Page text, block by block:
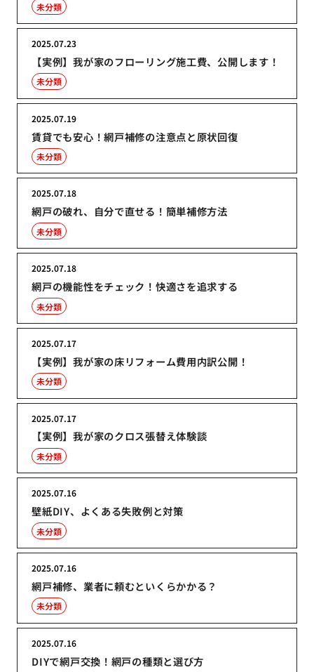
未分類
【実例】我が家のフローリング施工費、公開します！
2025.07.23
未分類
賃貸でも安心！網戸補修の注意点と原状回復
2025.07.19
未分類
網戸の破れ、自分で直せる！簡単補修方法
2025.07.18
未分類
網戸の機能性をチェック！快適さを追求する
2025.07.18
未分類
【実例】我が家の床リフォーム費用内訳公開！
2025.07.17
未分類
【実例】我が家のクロス張替え体験談
2025.07.17
未分類
壁紙DIY、よくある失敗例と対策
2025.07.16
未分類
網戸補修、業者に頼むといくらかかる？
2025.07.16
未分類
DIYで網戸交換！網戸の種類と選び方
2025.07.16